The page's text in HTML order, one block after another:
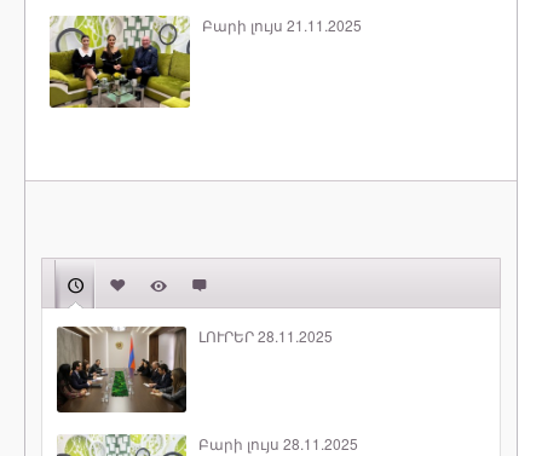
Բարի լույս 21.11.2025
ԼՈՒՐԵՐ 28.11.2025
Բարի լույս 28.11.2025